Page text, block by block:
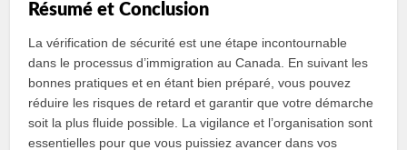
Résumé et Conclusion
La vérification de sécurité est une étape incontournable
dans le processus d’immigration au Canada. En suivant les
bonnes pratiques et en étant bien préparé, vous pouvez
réduire les risques de retard et garantir que votre démarche
soit la plus fluide possible. La vigilance et l’organisation sont
essentielles pour que vous puissiez avancer dans vos